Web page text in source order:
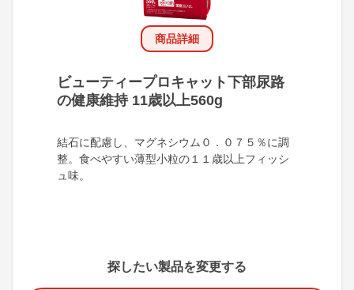
商品詳細
ビューティープロキャット下部尿路
の健康維持 11歳以上560g
結石に配慮し、マグネシウム０．０７５％に調
整。食べやすい薄型小粒の１１歳以上フィッシ
ュ味。
探したい製品を変更する